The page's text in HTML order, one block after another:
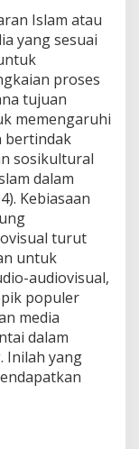
Islam atau
yang sesuai
proses
tujuan
memengaruhi
bertindak
sosikultural
dalam
Kebiasaan
turut
untuk
audiovisual,
populer
media
dalam
Inilah yang